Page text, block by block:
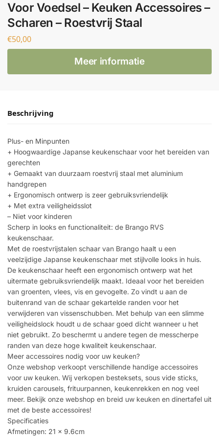
Voor Voedsel – Keuken Accessoires –
Scharen – Roestvrij Staal
€50,00
Meer informatie
Beschrijving
Plus- en Minpunten
+ Hoogwaardige Japanse keukenschaar voor het bereiden van
gerechten
+ Gemaakt van duurzaam roestvrij staal met aluminium
handgrepen
+ Ergonomisch ontwerp is zeer gebruiksvriendelijk
+ Met extra veiligheidsslot
– Niet voor kinderen
Scherp in looks en functionaliteit: de Brango RVS
keukenschaar.
Met de roestvrijstalen schaar van Brango haalt u een
veelzijdige Japanse keukenschaar met stijlvolle looks in huis.
De keukenschaar heeft een ergonomisch ontwerp wat het
uitermate gebruiksvriendelijk maakt. Ideaal voor het bereiden
van groenten, vlees, vis en gevogelte. Zo vindt u aan de
buitenrand van de schaar gekartelde randen voor het
verwijderen van vissenschubben. Met behulp van een slimme
veiligheidslock houdt u de schaar goed dicht wanneer u het
niet gebruikt. Zo beschermt u andere tegen de messcherpe
randen van deze hoge kwaliteit keukenschaar.
Meer accessoires nodig voor uw keuken?
Onze webshop verkoopt verschillende handige accessoires
voor uw keuken. Wij verkopen besteksets, sous vide sticks,
kruiden carousels, frituurpannen, keukenrekken en nog veel
meer. Bekijk onze webshop en breid uw keuken en dinertafel uit
met de beste accessoires!
Specificaties
Afmetingen: 21 x 9.6cm